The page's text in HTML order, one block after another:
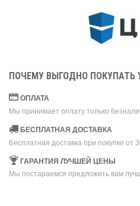
ПОЧЕМУ ВЫГОДНО ПОКУПАТЬ
ОПЛАТА
Мы принимает оплату только
БЕСПЛАТНАЯ ДОСТАВКА
Бесплатная доставка при покупке от
ГАРАНТИЯ ЛУЧШЕЙ ЦЕНЫ
Мы постараемся предложить вам